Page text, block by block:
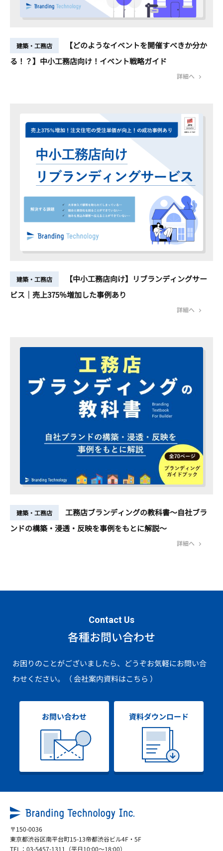
建築・工務店
【どのようなイベントを開催すべきか分か
る！？】中小工務店向け！イベント戦略ガイド
詳細へ
建築・工務店
【中小工務店向け】リブランディングサー
ビス｜売上375％増加した事例あり
詳細へ
建築・工務店
工務店ブランディングの教科書～自社ブラ
ンドの構築・浸透・反映を事例をもとに解説～
詳細へ
Contact Us
各種お問い合わせ
お困りのことがございましたら、どうぞお気軽にお問い合
わせください。
（ 会社案内資料はこちら ）
お問い合わせ 資料ダウンロード
〒150-0036
東京都渋谷区南平台町15-13帝都渋谷ビル4F・5F
TEL： 03-5457-1311 （平日10:00～18:00）